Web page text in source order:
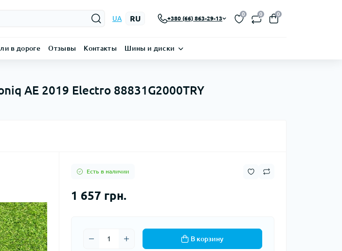
UA RU +380 (66) 863-29-13
0 0 0
в дороге Отзывы Контакты Шины и диски
AE 2019 Electro 88831G2000TRY
Есть в наличии
1 657 грн.
В корзину